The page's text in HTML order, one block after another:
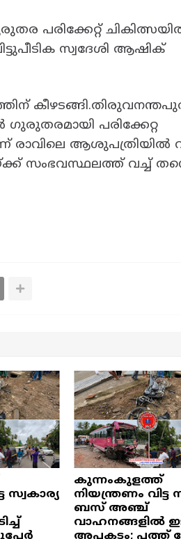
പരിക്കേറ്റ്
സ്വദേശി ആഷിക്
പരിക്കേറ്റ
ആശുപത്രിയിൽ
സംഭവസ്ഥലത്ത് വച്ച്
സ്വകാര്യ
കുന്നംകുളത്ത്
നിയന്ത്രണം വിട്ട
ബസ് അഞ്ച്
വാഹനങ്ങളിൽ
അപകടം; പത്ത്